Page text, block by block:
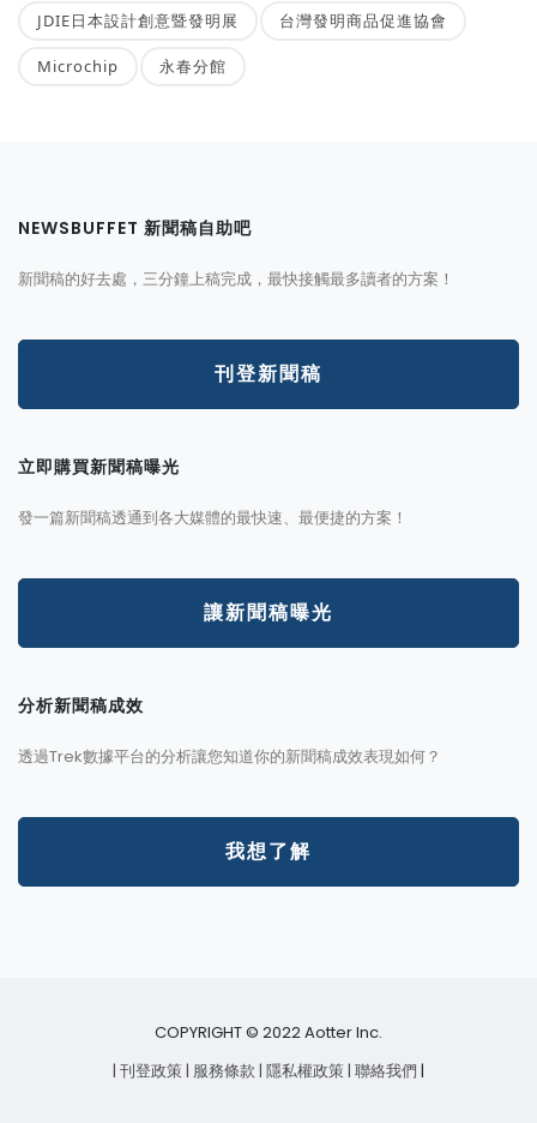
JDIE日本設計創意暨發明展 台灣發明商品促進協會
Microchip 永春分館
NEWSBUFFET 新聞稿自助吧
新聞稿的好去處，三分鐘上稿完成，最快接觸最多讀者的方案！
刊登新聞稿
立即購買新聞稿曝光
發一篇新聞稿透通到各大媒體的最快速、最便捷的方案！
讓新聞稿曝光
分析新聞稿成效
透過Trek數據平台的分析讓您知道你的新聞稿成效表現如何？
我想了解
COPYRIGHT © 2022 Aotter Inc.
| 刊登政策| 服務條款| 隱私權政策| 聯絡我們 |